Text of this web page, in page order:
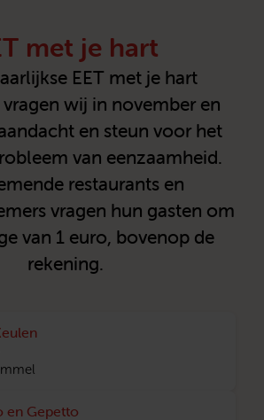
met je hart
EET met je hart
wij in november en
en steun voor het
van eenzaamheid.
restaurants en
vragen hun gasten om
van 1 euro, bovenop de
rekening.
en Gepetto